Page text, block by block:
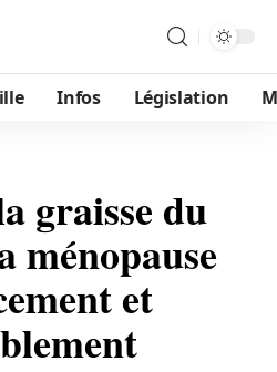
Infos Législation
graisse du
ménopause
et